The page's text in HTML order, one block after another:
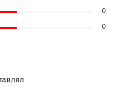
биржевых
биржевую практику.
классическом стиле
вручную из
0
0